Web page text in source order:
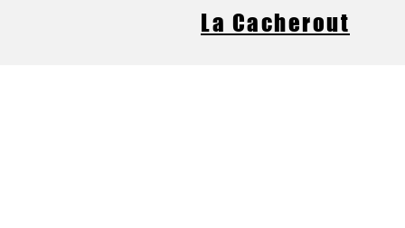
La Cacherout